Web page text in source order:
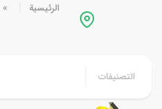
الرئيسية »
التصنيفات